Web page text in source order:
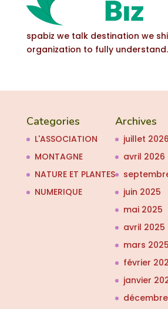
spabiz we talk destination we
organization to fully understand.
Categories
L'ASSOCIATION
MONTAGNE
NATURE ET PLANTES
NUMERIQUE
Archives
juillet 2026
avril 2026
juin 2025
mai 2025
avril 2025
mars 2025
février
janvier